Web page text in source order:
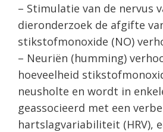
– Stimulatie van de nervus
dieronderzoek de afgifte
stikstofmonoxide (NO)
– Neuriën (humming)
hoeveelheid
neusholte en wordt in
geassocieerd met een
hartslagvariabiliteit (HRV),